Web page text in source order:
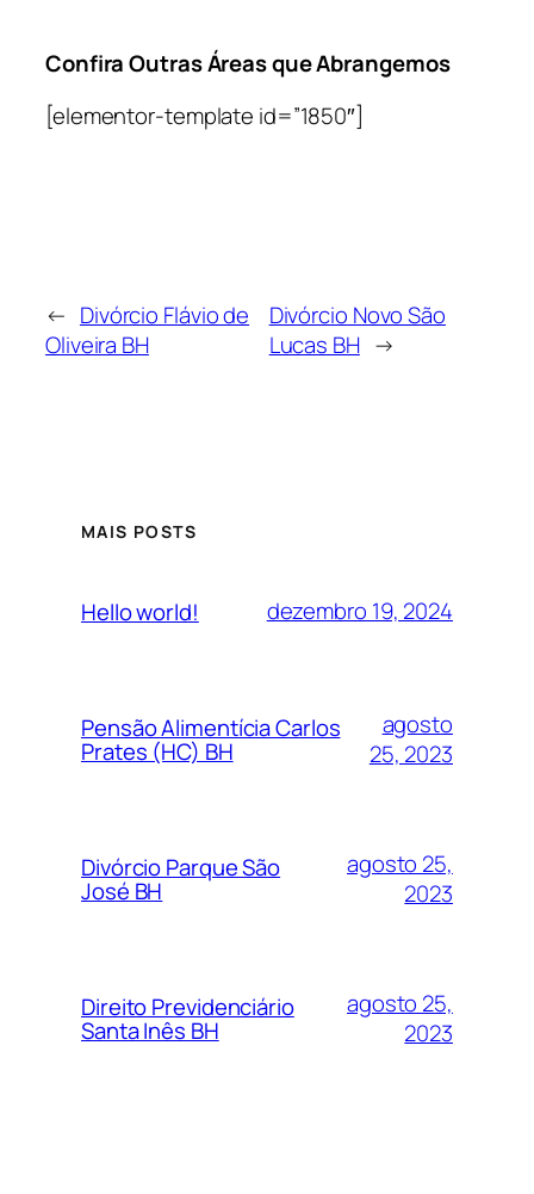
Confira Outras Áreas que Abrangemos
[elementor-template id=”1850″]
← Divórcio Flávio de
Oliveira BH
Divórcio Novo São
Lucas BH →
MAIS POSTS
Hello world! dezembro 19, 2024
Pensão Alimentícia Carlos
Prates (HC) BH
agosto
25, 2023
Divórcio Parque São
José BH
agosto 25,
2023
Direito Previdenciário
Santa Inês BH
agosto 25,
2023